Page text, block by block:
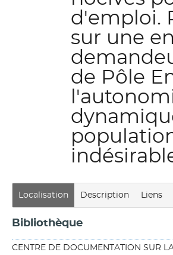
d'emploi.
sur une
de Pôle
Localisation Description Liens
Bibliothèque
CENTRE DE DOCUMENTATION SUR